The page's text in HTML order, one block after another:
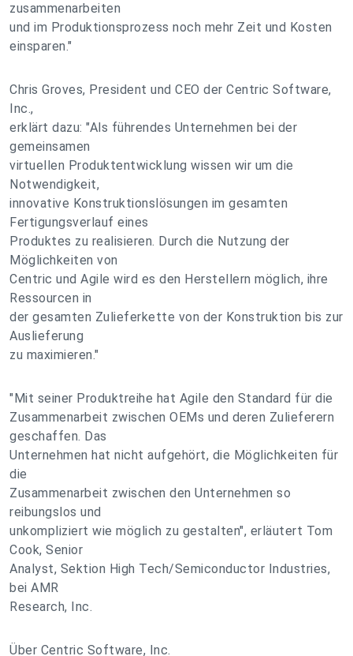
zusammenarbeiten
und im Produktionsprozess noch mehr Zeit und Kosten
einsparen."
Chris Groves, President und CEO der Centric Software,
Inc.,
erklärt dazu: "Als führendes Unternehmen bei der
gemeinsamen
virtuellen Produktentwicklung wissen wir um die
Notwendigkeit,
innovative Konstruktionslösungen im gesamten
Fertigungsverlauf eines
Produktes zu realisieren. Durch die Nutzung der
Möglichkeiten von
Centric und Agile wird es den Herstellern möglich, ihre
Ressourcen in
der gesamten Zulieferkette von der Konstruktion bis zur
Auslieferung
zu maximieren."
"Mit seiner Produktreihe hat Agile den Standard für die
Zusammenarbeit zwischen OEMs und deren Zulieferern
geschaffen. Das
Unternehmen hat nicht aufgehört, die Möglichkeiten für
die
Zusammenarbeit zwischen den Unternehmen so
reibungslos und
unkompliziert wie möglich zu gestalten", erläutert Tom
Cook, Senior
Analyst, Sektion High Tech/Semiconductor Industries,
bei AMR
Research, Inc.
Über Centric Software, Inc.